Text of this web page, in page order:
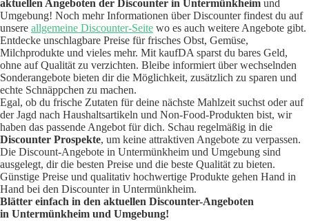
aktuellen Angeboten der Discounter in Untermünkheim und
Umgebung! Noch mehr Informationen über Discounter findest du auf
unsere allgemeine Discounter-Seite wo es auch weitere Angebote gibt.
Entdecke unschlagbare Preise für frisches Obst, Gemüse,
Milchprodukte und vieles mehr. Mit kaufDA sparst du bares Geld,
ohne auf Qualität zu verzichten. Bleibe informiert über wechselnden
Sonderangebote bieten dir die Möglichkeit, zusätzlich zu sparen und
echte Schnäppchen zu machen.
Egal, ob du frische Zutaten für deine nächste Mahlzeit suchst oder auf
der Jagd nach Haushaltsartikeln und Non-Food-Produkten bist, wir
haben das passende Angebot für dich. Schau regelmäßig in die
Discounter Prospekte, um keine attraktiven Angebote zu verpassen.
Die Discount-Angebote in Untermünkheim und Umgebung sind
ausgelegt, dir die besten Preise und die beste Qualität zu bieten.
Günstige Preise und qualitativ hochwertige Produkte gehen Hand in
Hand bei den Discounter in Untermünkheim.
Blätter einfach in den aktuellen Discounter-Angeboten
in Untermünkheim und Umgebung!